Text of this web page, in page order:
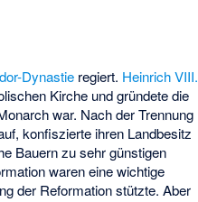
Dynastie regiert. Heinrich VIII.
Kirche und gründete die
war. Nach der Trennung
konfiszierte ihren Landbesitz
Bauern zu sehr günstigen
waren eine wichtige
der Reformation stützte. Aber